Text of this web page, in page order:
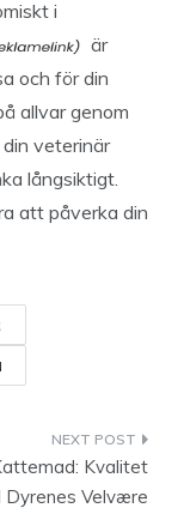
i
är
och för din
allvar genom
veterinär
långsiktigt.
att påverka din
Kvalitet
Dyrenes Velvære